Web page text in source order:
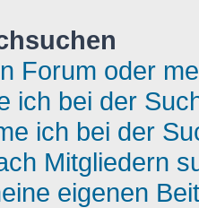
Forum oder
ich bei der
ich bei der
Mitgliedern
eigenen